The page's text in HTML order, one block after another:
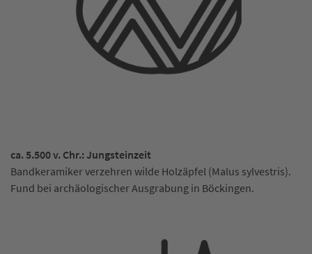
ca. 5.500 v. Chr.: Jungsteinzeit
Bandkeramiker verzehren wilde Holzäpfel (Malus sylvestris).
Fund bei archäologischer Ausgrabung in Böckingen.